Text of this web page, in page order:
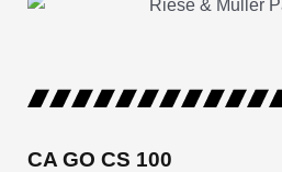
CA GO CS 100